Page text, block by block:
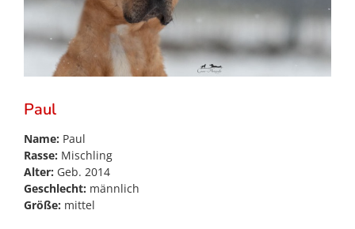
Paul
Name: Paul
Rasse: Mischling
Alter: Geb. 2014
Geschlecht: männlich
Größe: mittel